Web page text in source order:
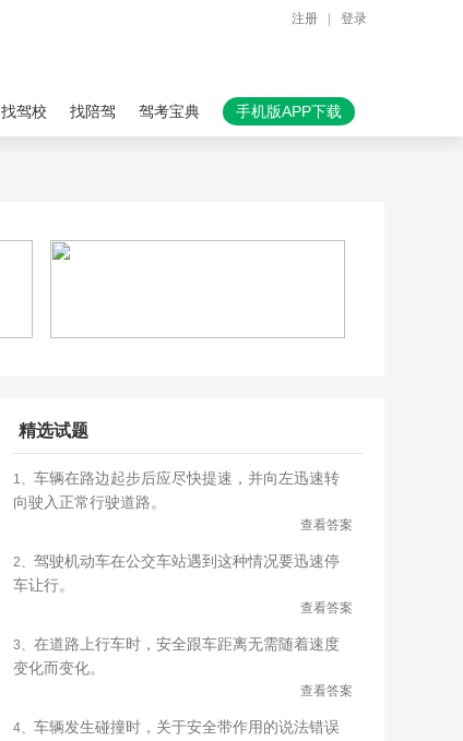
注册 登录
找驾校 找陪驾 驾考宝典 手机版APP下载
精选试题
1、 车辆在路边起步后应尽快提速，并向左迅速转
向驶入正常行驶道路。
查看答案
2、 驾驶机动车在公交车站遇到这种情况要迅速停
车让行。
查看答案
3、 在道路上行车时，安全跟车距离无需随着速度
变化而变化。
查看答案
4、 车辆发生碰撞时，关于安全带作用的说法错误